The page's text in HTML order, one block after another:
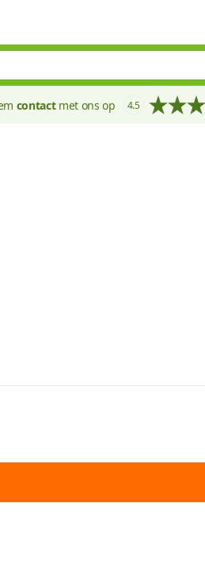
contactmet ons op 4.5